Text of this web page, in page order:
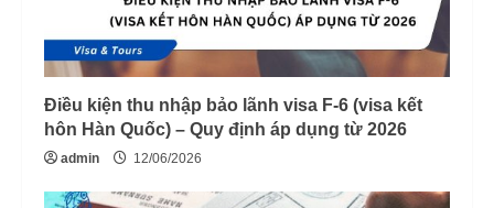
Điều kiện thu nhập bảo lãnh visa F-6 (visa kết
hôn Hàn Quốc) – Quy định áp dụng từ 2026
admin 12/06/2026